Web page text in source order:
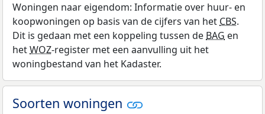
Woningen naar eigendom: Informatie over huur- en
koopwoningen op basis van de cijfers van het CBS.
Dit is gedaan met een koppeling tussen de BAG en
hetWOZ-register met een aanvulling uit het
woningbestand van het Kadaster.
Soorten woningen